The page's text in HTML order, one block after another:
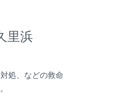
里浜
処、などの救命